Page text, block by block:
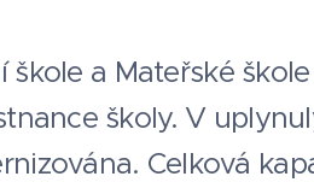
škole a Mateřské
školy. V
Celková